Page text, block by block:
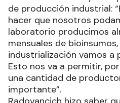
de producción industrial:
hacer que nosotros
laboratorio producimos
mensuales de
industrialización vamos a
Esto nos va a permitir,
una cantidad de
importante”.